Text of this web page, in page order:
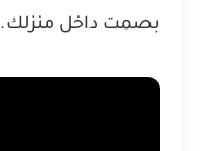
بصمت داخل منزلك.